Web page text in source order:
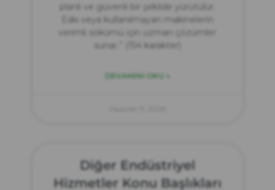
planlı ve güvenli bir şekilde yürütülür.
Eski veya kullanılmayan makinelerin
verimli sökümü için uzman çözümler
sunar.” (154 karakter)
DEVAMINI OKU »
Diğer Endüstriyel
Hizmetler Konu Başlıkları